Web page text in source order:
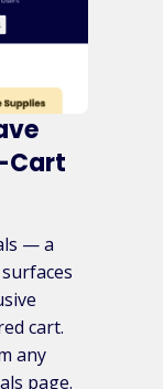
Cart
— a
cart.
any
page.